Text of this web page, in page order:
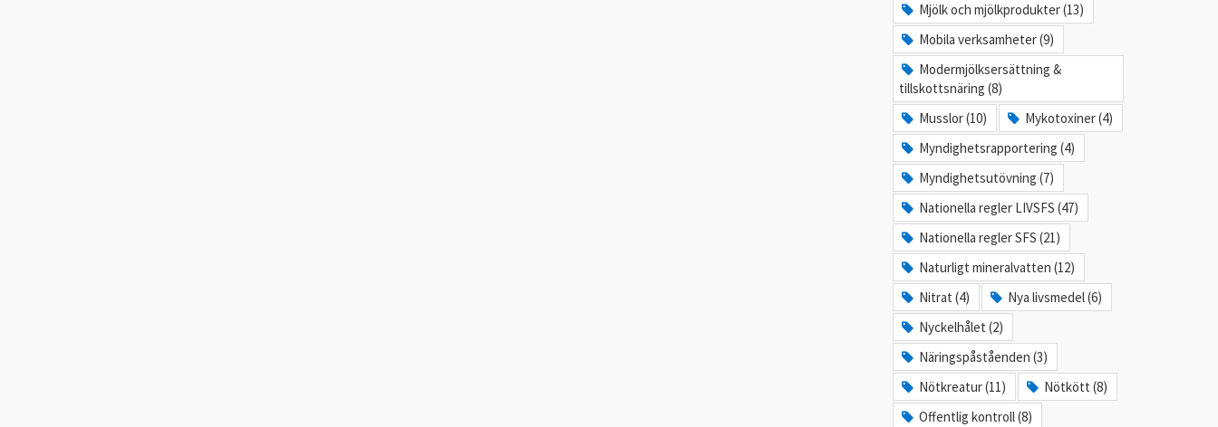
Mjölk och mjölkprodukter (13)
Mobila verksamheter (9)
Modermjölksersättning &
tillskottsnäring (8)
Musslor (10)
Mykotoxiner (4)
Myndighetsrapportering (4)
Myndighetsutövning (7)
Nationella regler LIVSFS (47)
Nationella regler SFS (21)
Naturligt mineralvatten (12)
Nitrat (4)
Nya livsmedel (6)
Nyckelhålet (2)
Näringspåståenden (3)
Nötkreatur (11)
Nötkött (8)
Offentlig kontroll (8)